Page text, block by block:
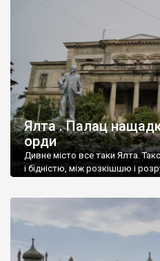
Ялта . Палац
орди
Дивне місто все таки Ялта.
і бідністю, між розкішшю і